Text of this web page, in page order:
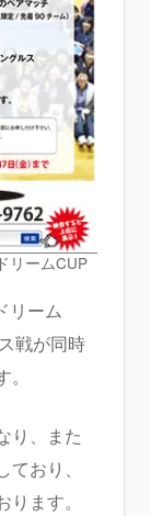
リームCUP
リーム
戦が同時
り、また
おり、
ます。